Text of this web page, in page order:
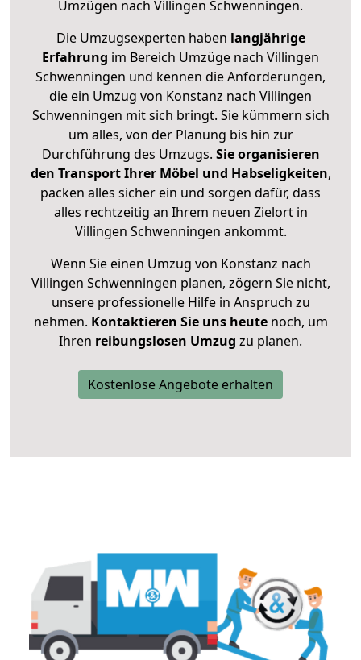
Umzügen nach Villingen Schwenningen.
Die Umzugsexperten haben langjährige
Erfahrung im Bereich Umzüge nach Villingen
Schwenningen und kennen die Anforderungen,
die ein Umzug von Konstanz nach Villingen
Schwenningen mit sich bringt. Sie kümmern sich
um alles, von der Planung bis hin zur
Durchführung des Umzugs. Sie organisieren
den Transport Ihrer Möbel und Habseligkeiten,
packen alles sicher ein und sorgen dafür, dass
alles rechtzeitig an Ihrem neuen Zielort in
Villingen Schwenningen ankommt.
Wenn Sie einen Umzug von Konstanz nach
Villingen Schwenningen planen, zögern Sie nicht,
unsere professionelle Hilfe in Anspruch zu
nehmen. Kontaktieren Sie uns heutenoch, um
Ihren reibungslosen Umzug zu planen.
Kostenlose Angebote erhalten